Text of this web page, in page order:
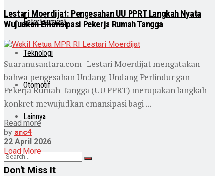
Entertainment
Teknologi
Otomotif
Lainnya
Lestari Moerdijat: Pengesahan UU PPRT Langkah Nyata
Wujudkan Emansipasi Pekerja Rumah Tangga
Suaranusantara.com- Lestari Moerdijat mengatakan
bahwa pengesahan Undang-Undang Perlindungan
Pekerja Rumah Tangga (UU PPRT) merupakan langkah
konkret mewujudkan emansipasi bagi ...
Read more
by snc4
22 April 2026
Load More
Don't Miss It